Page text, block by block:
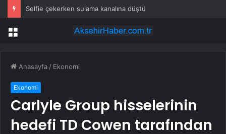
Selfie çekerken sulama kanalına düştü
Menü
Anasayfa / Ekonomi
Ekonomi
Carlyle Group hisselerinin
hedefi TD Cowen tarafından